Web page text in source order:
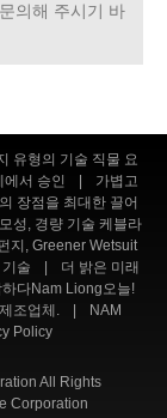
의해 주시기 바
유형의 기술 직물 요
서 승인
가볍고
장점을 최대한 끌어
성, 경량 기술 케블라
지, Greener Wetsuit
술
더 밝은 미래
하다Nam Liong오늘!
조업체.
NAM
Policy
All Rights
Corporation